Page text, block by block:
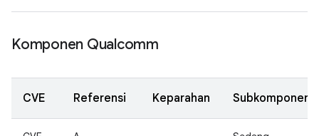
Komponen Qualcomm
CVE Referensi Keparahan Subkomponen